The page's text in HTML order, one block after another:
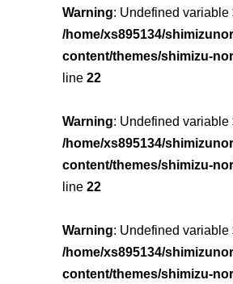
Warning: Undefined variable
/home/xs895134/
content/themes/shimizu-
line 22
Warning: Undefined variable
/home/xs895134/
content/themes/shimizu-
line 22
Warning: Undefined variable
/home/xs895134/
content/themes/shimizu-